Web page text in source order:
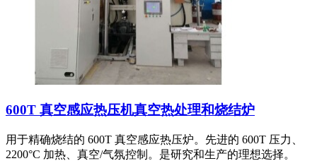
600T 真空感应热压机真空热处理和烧结炉
用于精确烧结的 600T 真空感应热压炉。先进的 600T 压力、
2200°C 加热、真空/气氛控制。是研究和生产的理想选择。